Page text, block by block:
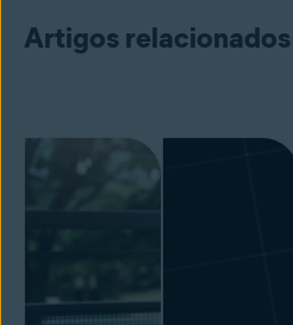
Artigos relacionados